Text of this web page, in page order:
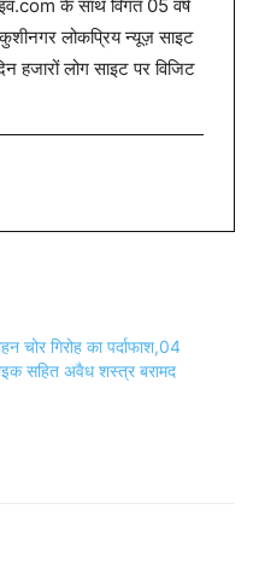
के साथ विगत 05 वर्ष
लोकप्रिय न्यूज़ साइट
हजारों लोग साइट पर विजिट
चोर गिरोह का पर्दाफाश,04
सहित अवैध शस्त्र बरामद